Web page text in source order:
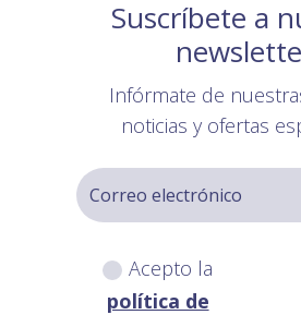
Suscríbete a
Infórmate de
noticias y ofertas
Acepto la
política de